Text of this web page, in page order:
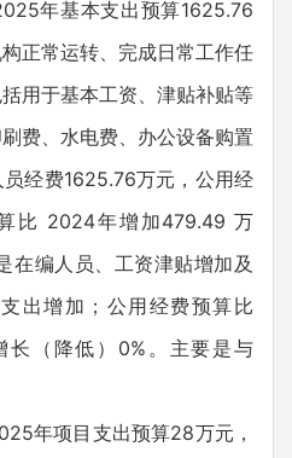
年基本支出预算1625.76
正常运转、完成日常工作任
用于基本工资、津贴补贴等
费、水电费、办公设备购置
经费1625.76万元，公用经
比 2024年增加479.49 万
在编人员、工资津贴增加及
出增加；公用经费预算比
（降低）0%。主要是与
年项目支出预算28万元，